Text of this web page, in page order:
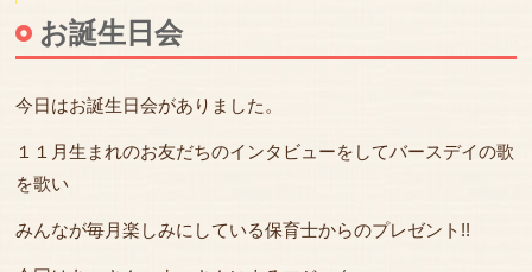
お誕生日会
今日はお誕生日会がありました。
１１月生まれのお友だちのインタビューをしてバースデイの歌
を歌い
みんなが毎月楽しみにしている保育士からのプレゼント!!